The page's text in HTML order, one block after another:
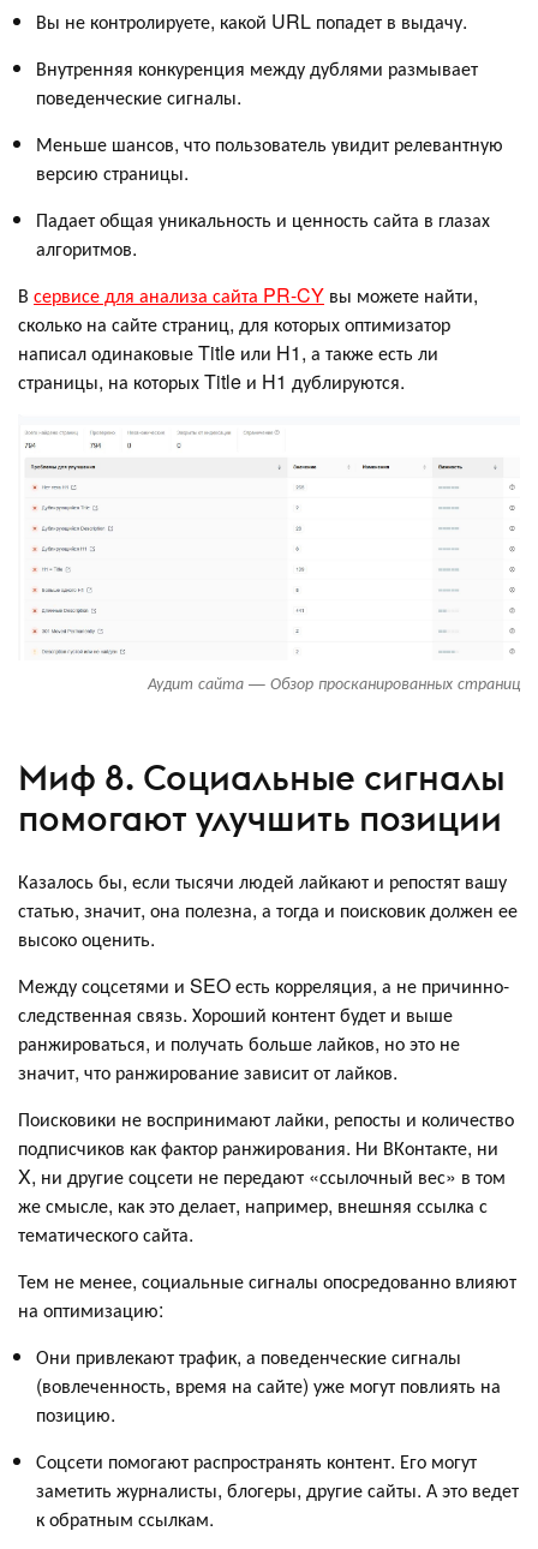
Вы не контролируете, какой URL попадет в выдачу.
Внутренняя конкуренция между дублями размывает
поведенческие сигналы.
Меньше шансов, что пользователь увидит релевантную
версию страницы.
Падает общая уникальность и ценность сайта в глазах
алгоритмов.
В сервисе для анализа сайта PR-CY вы можете найти,
сколько на сайте страниц, для которых оптимизатор
написал одинаковые Title или H1, а также есть ли
страницы, на которых Title и H1 дублируются.
Аудит сайта — Обзор просканированных страниц
Миф 8. Социальные сигналы
помогают улучшить позиции
Казалось бы, если тысячи людей лайкают и репостят вашу
статью, значит, она полезна, а тогда и поисковик должен ее
высоко оценить.
Между соцсетями и SEO есть корреляция, а не причинно-
следственная связь. Хороший контент будет и выше
ранжироваться, и получать больше лайков, но это не
значит, что ранжирование зависит от лайков.
Поисковики не воспринимают лайки, репосты и количество
подписчиков как фактор ранжирования. Ни ВКонтакте, ни
X, ни другие соцсети не передают «ссылочный вес» в том
же смысле, как это делает, например, внешняя ссылка с
тематического сайта.
Тем не менее, социальные сигналы опосредованно влияют
на оптимизацию:
Они привлекают трафик, а поведенческие сигналы
(вовлеченность, время на сайте) уже могут повлиять на
позицию.
Соцсети помогают распространять контент. Его могут
заметить журналисты, блогеры, другие сайты. А это ведет
к обратным ссылкам.